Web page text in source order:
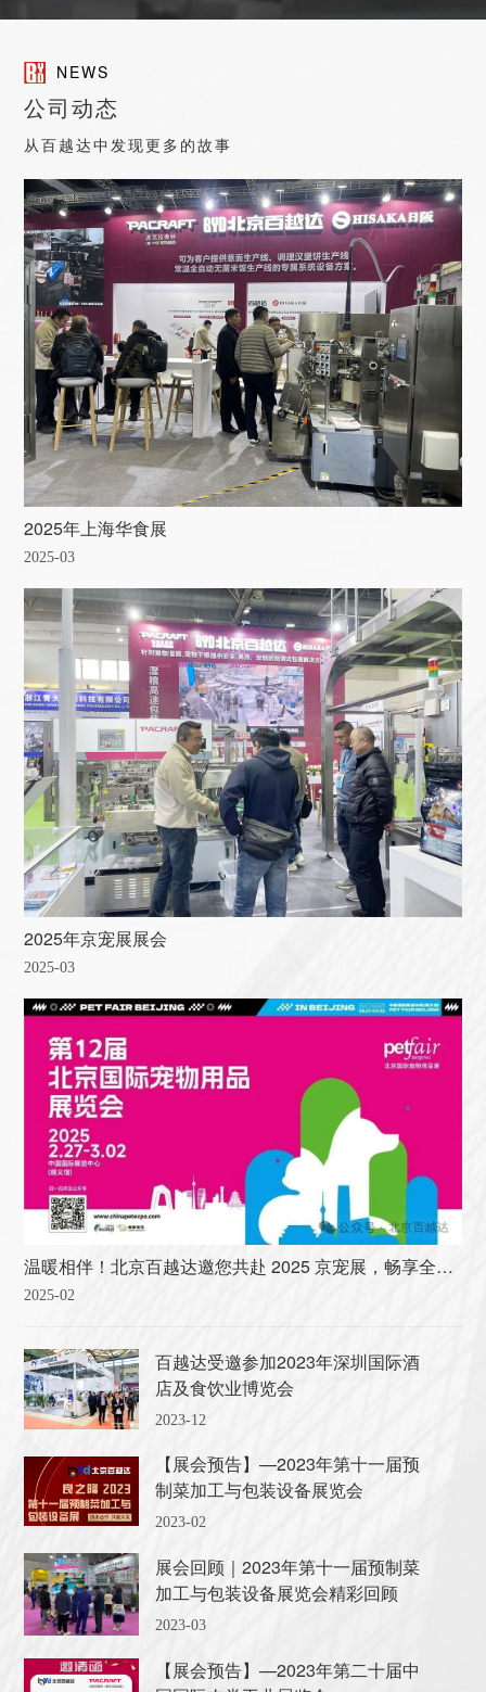
NEWS
公司动态
从百越达中发现更多的故事
2025年上海华食展
2025-03
2025年京宠展展会
2025-03
温暖相伴！北京百越达邀您共赴 2025 京宠展，畅享全国宠物展第一站的欢乐时光！
2025-02
百越达受邀参加2023年深圳国际酒
店及食饮业博览会
2023-12
【展会预告】—2023年第十一届预
制菜加工与包装设备展览会
2023-02
展会回顾｜2023年第十一届预制菜
加工与包装设备展览会精彩回顾
2023-03
【展会预告】—2023年第二十届中